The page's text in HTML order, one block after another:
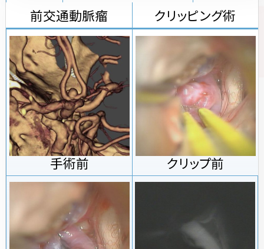
前交通動脈瘤
クリッピング術
手術前 クリップ前